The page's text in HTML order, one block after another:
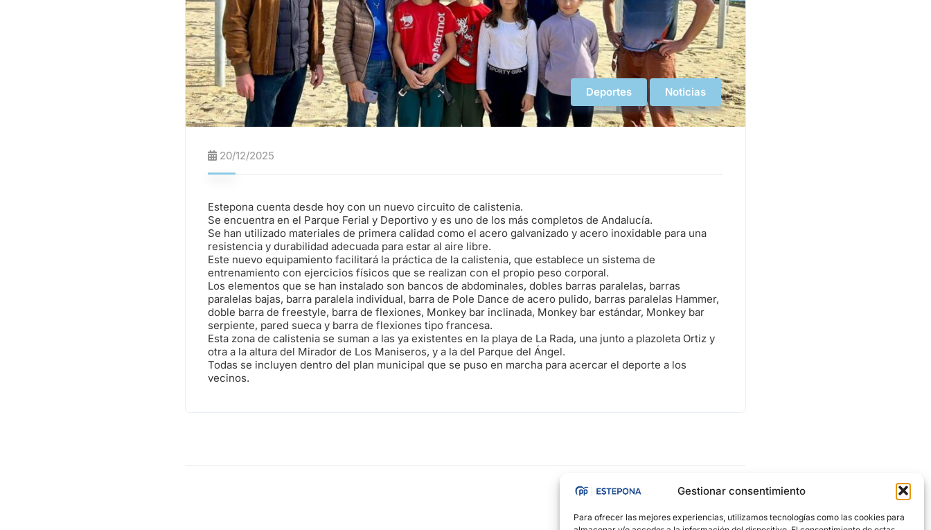
Gestionar consentimiento
Para ofrecer las mejores experiencias, utilizamos tecnologías como las cookies para
Deportes Noticias
20/12/2025
Estepona cuenta desde hoy con un nuevo circuito de calistenia.
Se encuentra en el Parque Ferial y Deportivo y es uno de los más completos de Andalucía.
Se han utilizado materiales de primera calidad como el acero galvanizado y acero inoxidable para una
resistencia y durabilidad adecuada para estar al aire libre.
Este nuevo equipamiento facilitará la práctica de la calistenia, que establece un sistema de
entrenamiento con ejercicios físicos que se realizan con el propio peso corporal.
Los elementos que se han instalado son bancos de abdominales, dobles barras paralelas, barras
paralelas bajas, barra paralela individual, barra de Pole Dance de acero pulido, barras paralelas Hammer,
doble barra de freestyle, barra de flexiones, Monkey bar inclinada, Monkey bar estándar, Monkey bar
serpiente, pared sueca y barra de flexiones tipo francesa.
Esta zona de calistenia se suman a las ya existentes en la playa de La Rada, una junto a plazoleta Ortiz y
otra a la altura del Mirador de Los Maniseros, y a la del Parque del Ángel.
Todas se incluyen dentro del plan municipal que se puso en marcha para acercar el deporte a los
vecinos.